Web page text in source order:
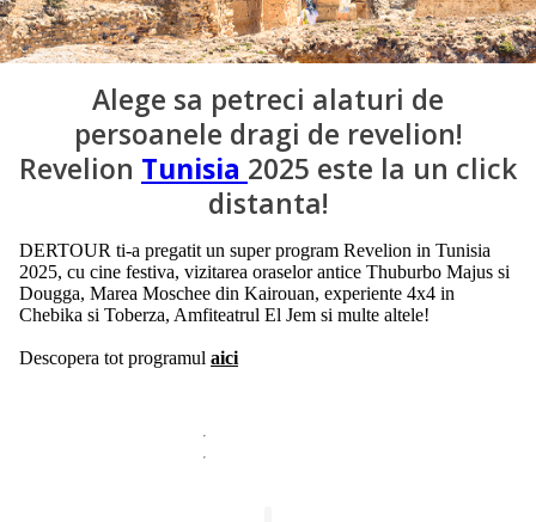
Alege sa petreci alaturi de
persoanele dragi de revelion!
Revelion Tunisia 2025 este la un click
distanta!
DERTOUR ti-a pregatit un super program Revelion in Tunisia
2025, cu cine festiva, vizitarea oraselor antice Thuburbo Majus si
Dougga, Marea Moschee din Kairouan, experiente 4x4 in
Chebika si Toberza, Amfiteatrul El Jem si multe altele!
Descopera tot programul aici